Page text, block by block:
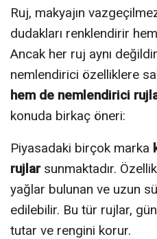
Ruj, makyajın
dudakları renklendirir
Ancak her ruj aynı
nemlendirici özelliklere
hem de nemlendirici
konuda birkaç öneri:
Piyasadaki birçok marka
rujlarsunmaktadır.
yağlar bulunan ve uzun
edilebilir. Bu tür rujlar,
tutar ve rengini korur.